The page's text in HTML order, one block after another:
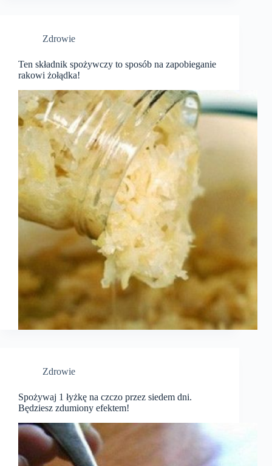
Zdrowie
Ten składnik spożywczy to sposób na zapobieganie
rakowi żołądka!
Zdrowie
Spożywaj 1 łyżkę na czczo przez siedem dni.
Będziesz zdumiony efektem!